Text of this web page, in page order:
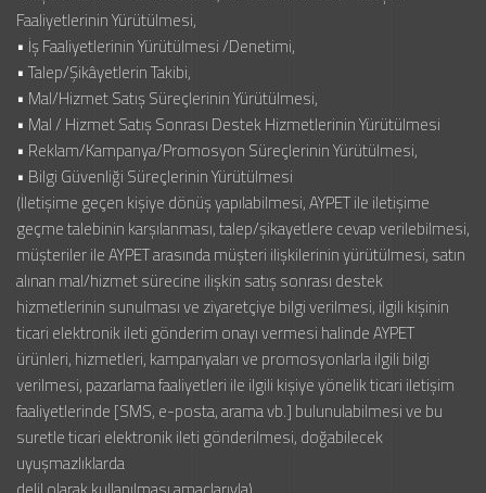
Faaliyetlerinin Yürütülmesi,
• İş Faaliyetlerinin Yürütülmesi /Denetimi,
• Talep/Şikâyetlerin Takibi,
• Mal/Hizmet Satış Süreçlerinin Yürütülmesi,
• Mal / Hizmet Satış Sonrası Destek Hizmetlerinin Yürütülmesi
• Reklam/Kampanya/Promosyon Süreçlerinin Yürütülmesi,
• Bilgi Güvenliği Süreçlerinin Yürütülmesi
(İletişime geçen kişiye dönüş yapılabilmesi, AYPET ile iletişime
geçme talebinin karşılanması, talep/şikayetlere cevap verilebilmesi,
müşteriler ile AYPET arasında müşteri ilişkilerinin yürütülmesi, satın
alınan mal/hizmet sürecine ilişkin satış sonrası destek
hizmetlerinin sunulması ve ziyaretçiye bilgi verilmesi, ilgili kişinin
ticari elektronik ileti gönderim onayı vermesi halinde AYPET
ürünleri, hizmetleri, kampanyaları ve promosyonlarla ilgili bilgi
verilmesi, pazarlama faaliyetleri ile ilgili kişiye yönelik ticari iletişim
faaliyetlerinde [SMS, e-posta, arama vb.] bulunulabilmesi ve bu
suretle ticari elektronik ileti gönderilmesi, doğabilecek
uyuşmazlıklarda